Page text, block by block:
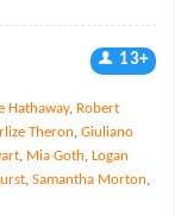
13+
Hathaway, Robert
Theron, Giuliano
, Mia Goth, Logan
, Samantha Morton,